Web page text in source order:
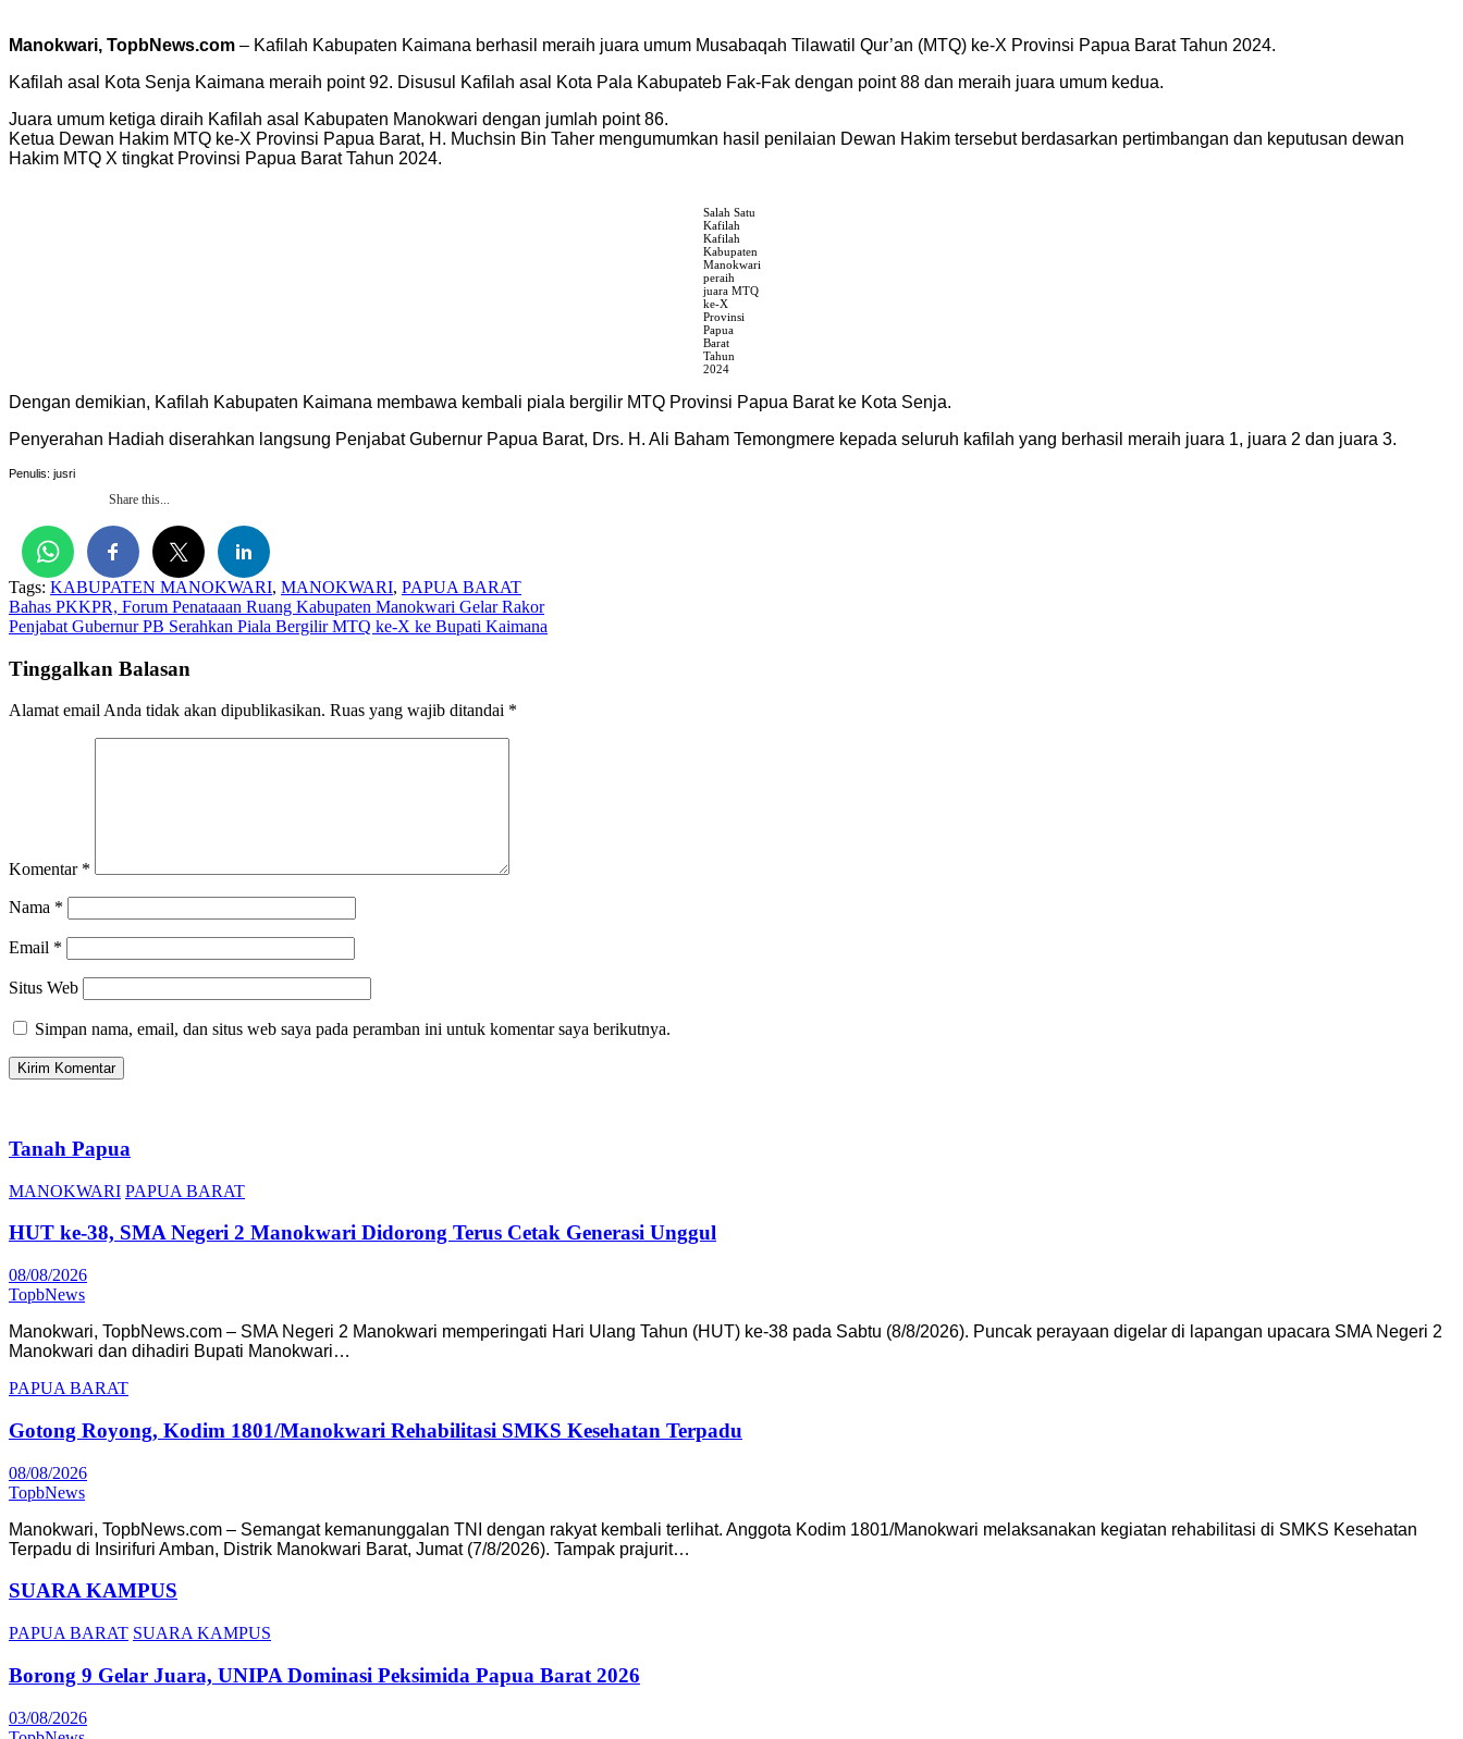
Manokwari, TopbNews.com – Kafilah Kabupaten Kaimana berhasil meraih juara umum Musabaqah Tilawatil Qur’an (MTQ) ke-X Provinsi Papua Barat Tahun 2024.
Kafilah asal Kota Senja Kaimana meraih point 92. Disusul Kafilah asal Kota Pala Kabupateb Fak-Fak dengan point 88 dan meraih juara umum kedua.
Juara umum ketiga diraih Kafilah asal Kabupaten Manokwari dengan jumlah point 86.
Ketua Dewan Hakim MTQ ke-X Provinsi Papua Barat, H. Muchsin Bin Taher mengumumkan hasil penilaian Dewan Hakim tersebut berdasarkan pertimbangan dan keputusan dewan
Hakim MTQ X tingkat Provinsi Papua Barat Tahun 2024.
Salah Satu
Kafilah
Kafilah
Kabupaten
Manokwari
peraih
juara MTQ
ke-X
Provinsi
Papua
Barat
Tahun
2024
Dengan demikian, Kafilah Kabupaten Kaimana membawa kembali piala bergilir MTQ Provinsi Papua Barat ke Kota Senja.
Penyerahan Hadiah diserahkan langsung Penjabat Gubernur Papua Barat, Drs. H. Ali Baham Temongmere kepada seluruh kafilah yang berhasil meraih juara 1, juara 2 dan juara 3.
Penulis: jusri
Share this...
Tags: KABUPATEN MANOKWARI, MANOKWARI, PAPUA BARAT
Navigasi
pos
Bahas PKKPR, Forum Penataaan Ruang Kabupaten Manokwari Gelar Rakor
Penjabat Gubernur PB Serahkan Piala Bergilir MTQ ke-X ke Bupati Kaimana
Tinggalkan Balasan
Alamat email Anda tidak akan dipublikasikan. Ruas yang wajib ditandai *
Komentar *
Nama *
Email *
Situs Web
Simpan nama, email, dan situs web saya pada peramban ini untuk komentar saya berikutnya.
Tanah Papua
MANOKWARI PAPUA BARAT
HUT ke-38, SMA Negeri 2 Manokwari Didorong Terus Cetak Generasi Unggul
08/08/2026
TopbNews
Manokwari, TopbNews.com – SMA Negeri 2 Manokwari memperingati Hari Ulang Tahun (HUT) ke-38 pada Sabtu (8/8/2026). Puncak perayaan digelar di lapangan upacara SMA Negeri 2
Manokwari dan dihadiri Bupati Manokwari…
PAPUA BARAT
Gotong Royong, Kodim 1801/Manokwari Rehabilitasi SMKS Kesehatan Terpadu
08/08/2026
TopbNews
Manokwari, TopbNews.com – Semangat kemanunggalan TNI dengan rakyat kembali terlihat. Anggota Kodim 1801/Manokwari melaksanakan kegiatan rehabilitasi di SMKS Kesehatan
Terpadu di Insirifuri Amban, Distrik Manokwari Barat, Jumat (7/8/2026). Tampak prajurit…
SUARA KAMPUS
PAPUA BARAT SUARA KAMPUS
Borong 9 Gelar Juara, UNIPA Dominasi Peksimida Papua Barat 2026
03/08/2026